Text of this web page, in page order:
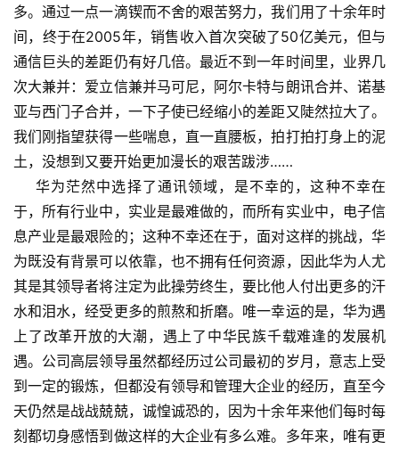
多。通过一点一滴锲而不舍的艰苦努力，我们用了十余年时
间，终于在2005年，销售收入首次突破了50亿美元，但与
通信巨头的差距仍有好几倍。最近不到一年时间里，业界几
次大兼并：爱立信兼并马可尼，阿尔卡特与朗讯合并、诺基
亚与西门子合并，一下子使已经缩小的差距又陡然拉大了。
我们刚指望获得一些喘息，直一直腰板，拍打拍打身上的泥
土，没想到又要开始更加漫长的艰苦跋涉……
华为茫然中选择了通讯领域，是不幸的，这种不幸在
于，所有行业中，实业是最难做的，而所有实业中，电子信
息产业是最艰险的；这种不幸还在于，面对这样的挑战，华
为既没有背景可以依靠，也不拥有任何资源，因此华为人尤
其是其领导者将注定为此操劳终生，要比他人付出更多的汗
水和泪水，经受更多的煎熬和折磨。唯一幸运的是，华为遇
上了改革开放的大潮，遇上了中华民族千载难逢的发展机
遇。公司高层领导虽然都经历过公司最初的岁月，意志上受
到一定的锻炼，但都没有领导和管理大企业的经历，直至今
天仍然是战战兢兢，诚惶诚恐的，因为十余年来他们每时每
刻都切身感悟到做这样的大企业有多么难。多年来，唯有更